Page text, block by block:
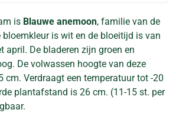
is Blauwe anemoon, familie van de
bloemkleur is wit en de bloeitijd is van
april. De bladeren zijn groen en
De volwassen hoogte van deze
cm. Verdraagt een temperatuur tot -20
plantafstand is 26 cm. (11-15 st. per